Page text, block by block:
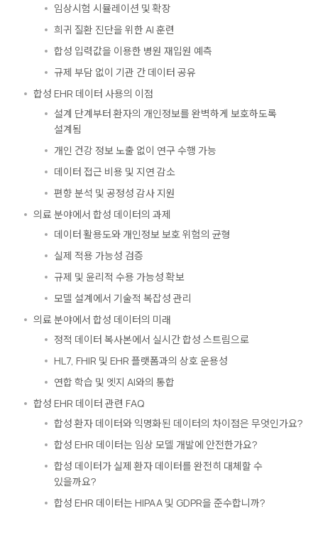
임상시험 시뮬레이션 및 확장
희귀 질환 진단을 위한 AI 훈련
합성 입력값을 이용한 병원 재입원 예측
규제 부담 없이 기관 간 데이터 공유
합성 EHR 데이터 사용의 이점
설계 단계부터 환자의 개인정보를 완벽하게 보호하도록
설계됨
개인 건강 정보 노출 없이 연구 수행 가능
데이터 접근 비용 및 지연 감소
편향 분석 및 공정성 감사 지원
의료 분야에서 합성 데이터의 과제
데이터 활용도와 개인정보 보호 위험의 균형
실제 적용 가능성 검증
규제 및 윤리적 수용 가능성 확보
모델 설계에서 기술적 복잡성 관리
의료 분야에서 합성 데이터의 미래
정적 데이터 복사본에서 실시간 합성 스트림으로
HL7, FHIR 및 EHR 플랫폼과의 상호 운용성
연합 학습 및 엣지 AI와의 통합
합성 EHR 데이터 관련 FAQ
합성 환자 데이터와 익명화된 데이터의 차이점은 무엇인가요?
합성 EHR 데이터는 임상 모델 개발에 안전한가요?
합성 데이터가 실제 환자 데이터를 완전히 대체할 수
있을까요?
합성 EHR 데이터는 HIPAA 및 GDPR을 준수합니까?